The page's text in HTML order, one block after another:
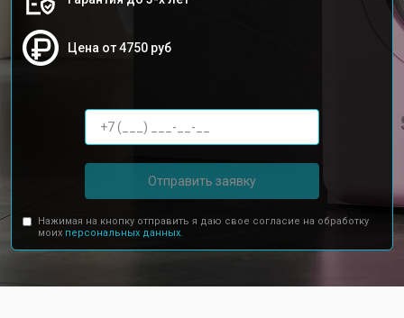
Цена от 4750 руб
Отправить заявку
Нажимая на кнопку отправить я даю свое согласие на обработку
моих персональных данных.